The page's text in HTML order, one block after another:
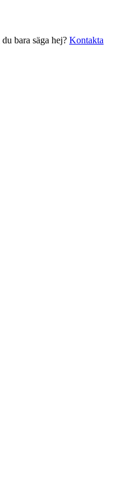
bara säga hej? Kontakta